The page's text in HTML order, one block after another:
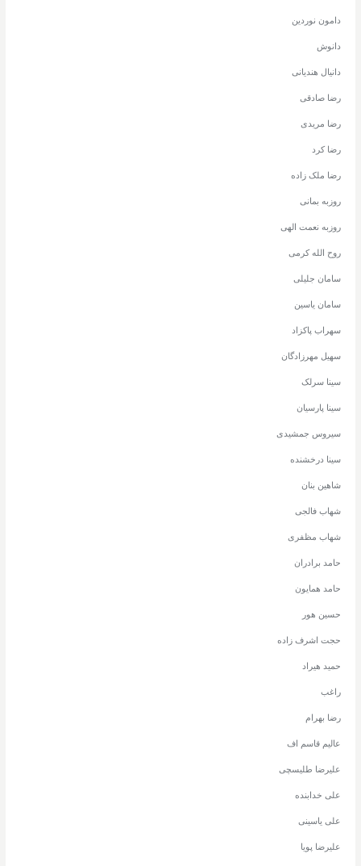
دامون نوردین
دانوش
دانیال هندیانی
رضا صادقی
رضا مریدی
رضا کرد
رضا ملک زاده
روزبه بمانی
روزبه نعمت الهی
روح الله کرمی
سامان جلیلی
سامان یاسین
سهراب پاکزاد
سهیل مهرزادگان
سینا سرلک
سینا پارسیان
سیروس جمشیدی
سینا درخشنده
شاهین بنان
شهاب فالجی
شهاب مظفری
حامد برادران
حامد همایون
حسین هور
حجت اشرف زاده
حمید هیراد
راغب
رضا بهرام
عالیم قاسم اف
علیرضا طلیسچی
علی خدابنده
علی یاسینی
علیرضا پویا